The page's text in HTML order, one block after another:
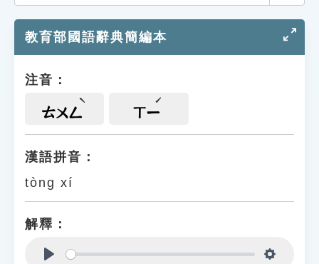
單字索引
遊戲專區
貓頭鷹博士
教育部國語辭典簡編本
注音：
ㄊㄨㄥ ㄒㄧ
漢語拼音：
tòng xí
解釋：